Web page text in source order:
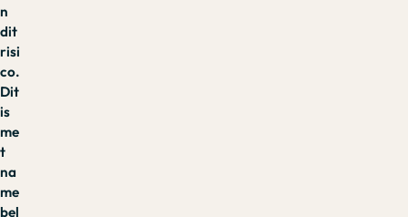
n
dit
risi
co.
Dit
is
me
t
na
me
bel